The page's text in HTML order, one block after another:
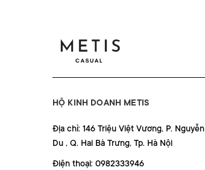
HỘ KINH DOANH METIS
Địa chỉ: 146 Triệu Việt Vương, P. Nguyễn
Du , Q. Hai Bà Trưng, Tp. Hà Nội
Điện thoại: 0982333946